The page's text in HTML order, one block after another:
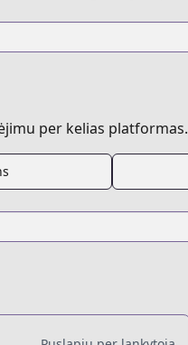
per kelias platformas.